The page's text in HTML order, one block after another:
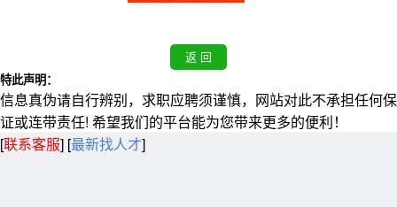
特此声明：
信息真伪请自行辨别，求职应聘须谨慎，网站对此不承担任何保
证或连带责任! 希望我们的平台能为您带来更多的便利！
[联系客服] [最新找人才]